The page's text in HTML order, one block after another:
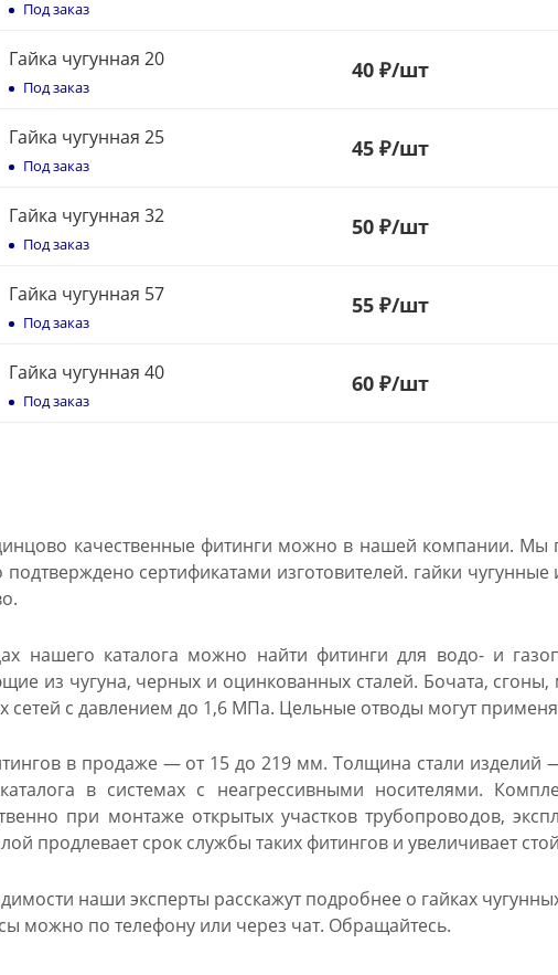
Под заказ
Гайка чугунная 20
Под заказ
40 ₽/шт
Гайка чугунная 25
Под заказ
45 ₽/шт
Гайка чугунная 32
Под заказ
50 ₽/шт
Гайка чугунная 57
Под заказ
55 ₽/шт
Гайка чугунная 40
Под заказ
60 ₽/шт
качественные фитинги можно в нашей компании. Мы
подтверждено сертификатами изготовителей. гайки
нашего каталога можно найти фитинги для водо- и
из чугуна, черных и оцинкованных сталей. Бочата,
сетей с давлением до 1,6 МПа. Цельные отводы могут
в продаже — от 15 до 219 мм. Толщина стали изделий
в системах с неагрессивными носителями.
при монтаже открытых участков трубопроводов,
продлевает срок службы таких фитингов и увеличивает
наши эксперты расскажут подробнее о гайках
можно по телефону или через чат. Обращайтесь.